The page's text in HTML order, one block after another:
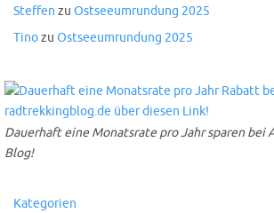
Steffen zu Ostseeumrundung 2025
Tinozu Ostseeumrundung 2025
Dauerhaft eine Monatsrate pro Jahr sparen bei
Blog!
Kategorien